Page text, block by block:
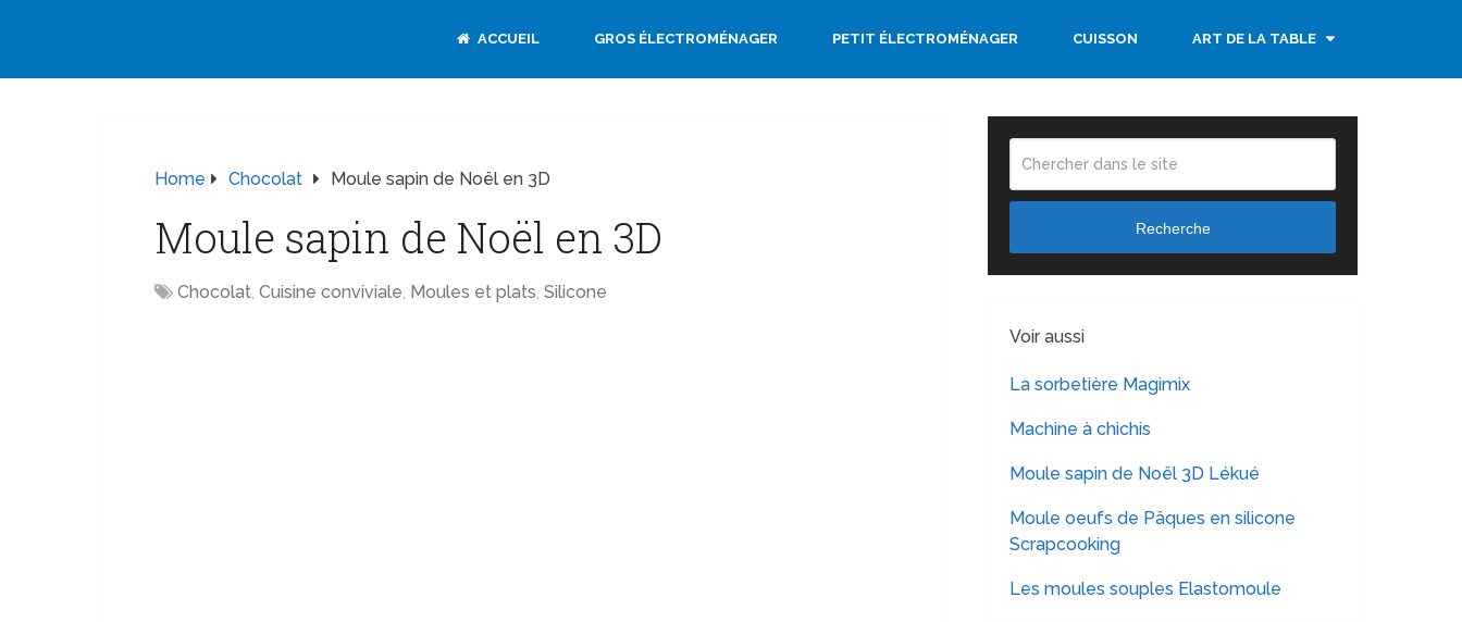
ACCUEIL GROS ÉLECTROMÉNAGER PETIT ÉLECTROMÉNAGER CUISSON ART DE LA TABLE
Home Chocolat Moule sapin de Noël en 3D
Moule sapin de Noël en 3D
Chocolat, Cuisine conviviale, Moules et plats, Silicone
Recherche
Voir aussi
La sorbetière Magimix
Machine à chichis
Moule sapin de Noël 3D Lékué
Moule oeufs de Pâques en silicone
Scrapcooking
Les moules souples Elastomoule